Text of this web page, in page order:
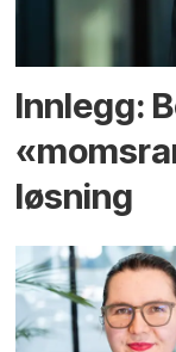
Innlegg:
løsning